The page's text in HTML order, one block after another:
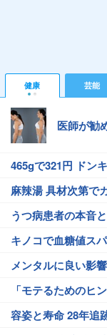
健康 芸能
医師が勧
465gで321円 ドン
麻辣湯 具材次第で
うつ病患者の本音
キノコで血糖値ス
メンタルに良い影
「モテるためのヒ
容姿と寿命 28年追